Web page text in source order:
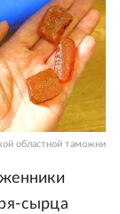
областной таможни
сырца